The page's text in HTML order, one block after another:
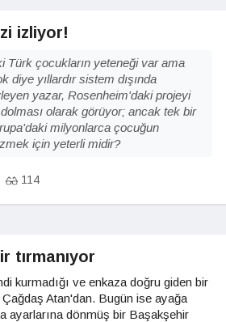
izliyor!
Türk çocukların yeteneği var ama
diye yıllardır sistem dışında
yazar, Rosenheim'daki projeyi
olarak görüyor; ancak tek bir
milyonlarca çocuğun
için yeterli midir?
114
tırmanıyor
kurmadığı ve enkaza doğru giden bir
Çağdaş Atan'dan. Bugün ise ayağa
ayarlarına dönmüş bir Başakşehir